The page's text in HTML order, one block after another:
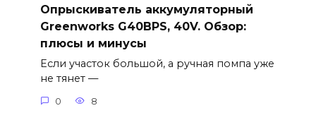
Опрыскиватель аккумуляторный
Greenworks G40BPS, 40V. Обзор:
плюсы и минусы
Если участок большой, а ручная помпа уже
не тянет —
0 8